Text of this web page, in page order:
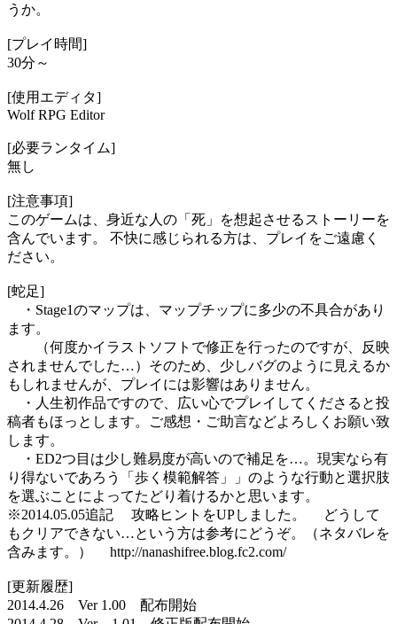
うか。
[プレイ時間]
30分～
[使用エディタ]
Wolf RPG Editor
[必要ランタイム]
無し
[注意事項]
このゲームは、身近な人の「死」を想起させるストーリーを
含んでいます。 不快に感じられる方は、プレイをご遠慮く
ださい。
[蛇足]
・Stage1のマップは、マップチップに多少の不具合があり
ます。
（何度かイラストソフトで修正を行ったのですが、反映
されませんでした…）そのため、少しバグのように見えるか
もしれませんが、プレイには影響はありません。
・人生初作品ですので、広い心でプレイしてくださると投
稿者もほっとします。ご感想・ご助言などよろしくお願い致
します。
・ED2つ目は少し難易度が高いので補足を…。現実なら有
り得ないであろう「歩く模範解答」」のような行動と選択肢
を選ぶことによってたどり着けるかと思います。
※2014.05.05追記 攻略ヒントをUPしました。 どうして
もクリアできない…という方は参考にどうぞ。（ネタバレを
含みます。） http://nanashifree.blog.fc2.com/
[更新履歴]
2014.4.26 Ver 1.00 配布開始